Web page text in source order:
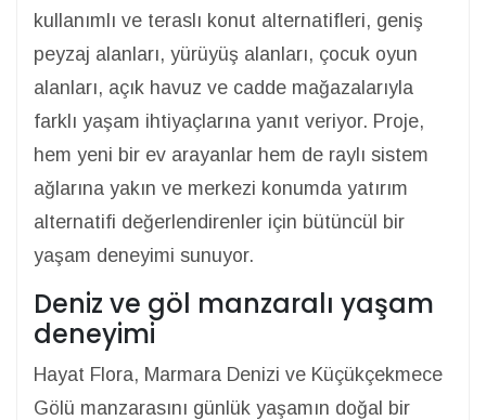
kullanımlı ve teraslı konut alternatifleri, geniş
peyzaj alanları, yürüyüş alanları, çocuk oyun
alanları, açık havuz ve cadde mağazalarıyla
farklı yaşam ihtiyaçlarına yanıt veriyor. Proje,
hem yeni bir ev arayanlar hem de raylı sistem
ağlarına yakın ve merkezi konumda yatırım
alternatifi değerlendirenler için bütüncül bir
yaşam deneyimi sunuyor.
Deniz ve göl manzaralı yaşam
deneyimi
Hayat Flora, Marmara Denizi ve Küçükçekmece
Gölü manzarasını günlük yaşamın doğal bir